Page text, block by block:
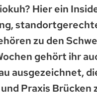
Hier ein
zu den
gehört ihr
ausgezeichnet,
Praxis Brücken